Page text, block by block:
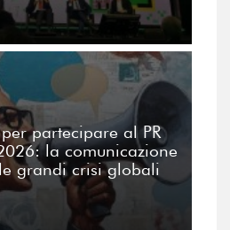
partecipare al PR
la comunicazione
grandi crisi globali